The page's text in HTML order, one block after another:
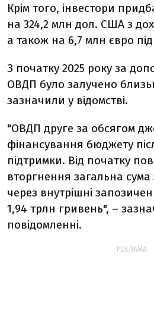
Крім того, інвестори
на 324,2 млн дол. США з
а також на 6,7 млн євро під
З початку 2025 року за
ОВДП було залучено
зазначили у відомстві.
"ОВДП друге за обсягом
фінансування бюджету
підтримки. Від початку
вторгнення загальна
через внутрішні
1,94 трлн гривень", –
повідомленні.
РЕКЛАМА: